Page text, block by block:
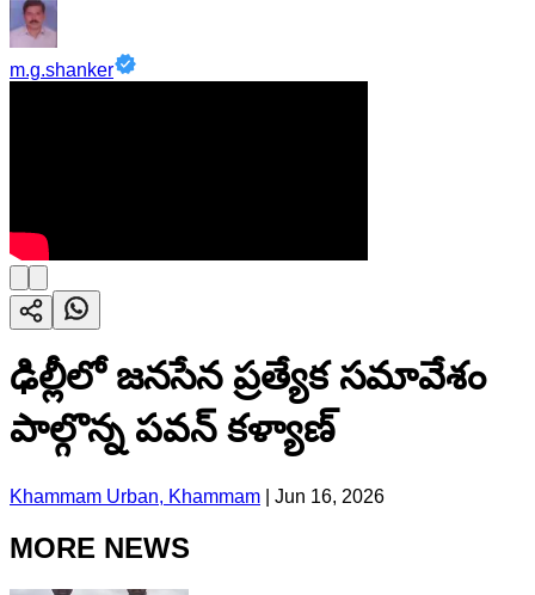
m.g.shanker
ఢిల్లీలో జనసేన ప్రత్యేక సమావేశం
పాల్గొన్న పవన్ కళ్యాణ్
Khammam Urban, Khammam Jun 16, 2026
MORE NEWS